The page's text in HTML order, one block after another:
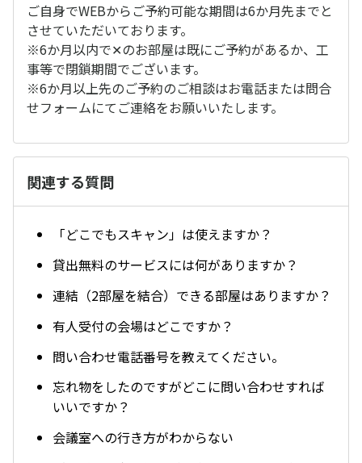
ご自身でWEBからご予約可能な期間は6か月先までと
させていただいております。
※6か月以内で✕のお部屋は既にご予約があるか、工
事等で閉鎖期間でございます。
※6か月以上先のご予約のご相談はお電話または問合
せフォームにてご連絡をお願いいたします。
関連する質問
「どこでもスキャン」は使えますか？
貸出無料のサービスには何がありますか？
連結（2部屋を結合）できる部屋はありますか？
有人受付の会場はどこですか？
問い合わせ電話番号を教えてください。
忘れ物をしたのですがどこに問い合わせすれば
いいですか？
会議室への行き方がわからない